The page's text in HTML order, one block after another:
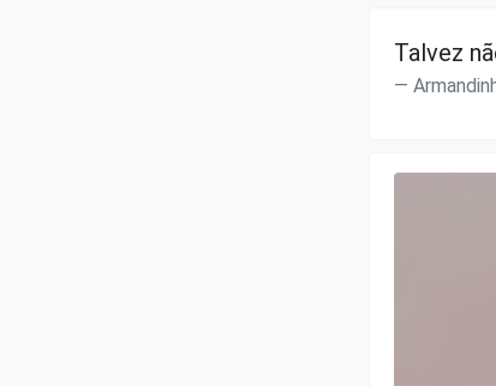
Talvez